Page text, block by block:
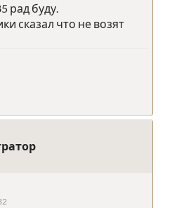
рад буду.
сказал что не возят